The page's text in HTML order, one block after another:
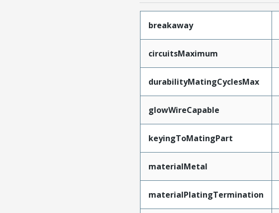
breakaway
circuitsMaximum
durabilityMatingCyclesMax
glowWireCapable
keyingToMatingPart
materialMetal
materialPlatingTermination